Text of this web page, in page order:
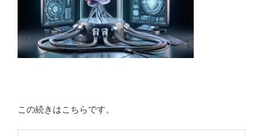
この続きはこちらです。